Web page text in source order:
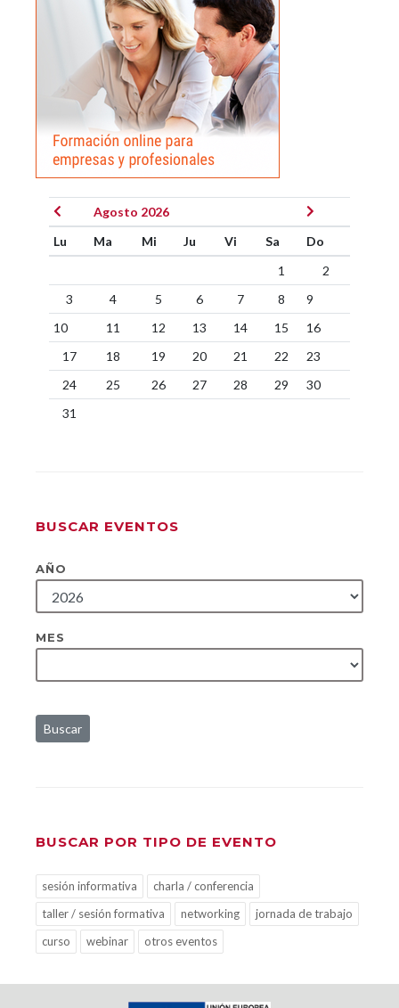
Agosto 2026
Lu
Ma Mi Ju Vi Sa
Do
1
2
3
4 5 6 7 8
9
10
11 12 13 14 15
16
17
18 19 20 21 22
23
24
25 26 27 28 29
30
31
BUSCAR EVENTOS
AÑO
MES
Buscar
BUSCAR POR TIPO DE EVENTO
sesión informativa
charla / conferencia
taller / sesión formativa
networking
jornada de trabajo
curso
webinar otros eventos